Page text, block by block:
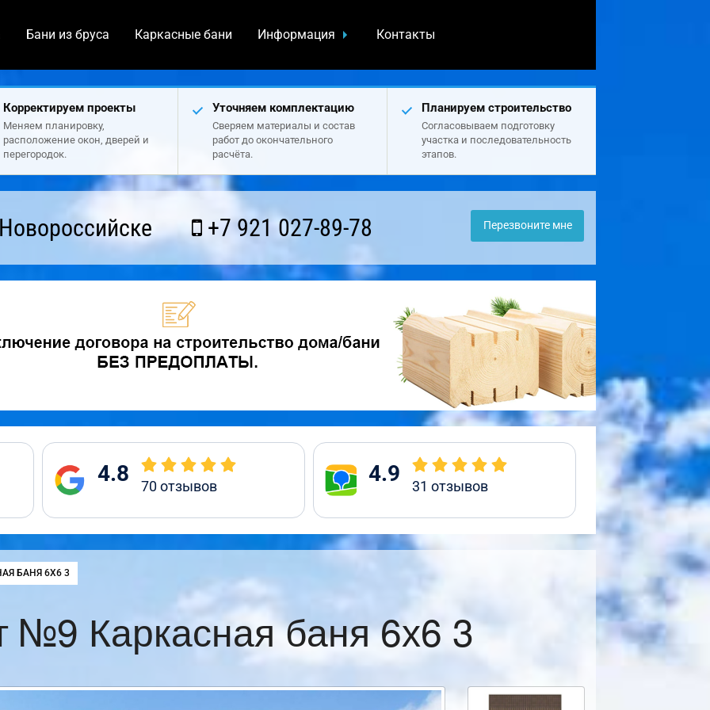
Бани из бруса Каркасные бани Информация Контакты
Корректируем проекты
Меняем планировку,
расположение окон, дверей и
перегородок.
Уточняем комплектацию
Сверяем материалы и состав
работ до окончательного
расчёта.
Планируем строительство
Согласовываем подготовку
участка и последовательность
этапов.
+7 921 027-89-78 Перезвоните мне
4.8 70отзывов 4.9 31 отзывов
БАНЯ 6Х6 3
№9 Каркасная баня 6х6 3